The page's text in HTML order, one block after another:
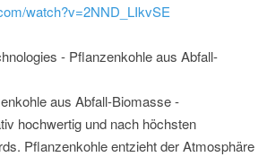
watch?v=2NND_LIkvSE
- Pflanzenkohle aus Abfall-
aus Abfall-Biomasse -
hochwertig und nach höchsten
Pflanzenkohle entzieht der Atmosphäre